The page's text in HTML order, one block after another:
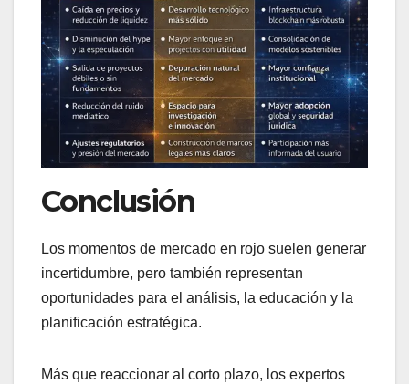
Conclusión
Los momentos de mercado en rojo suelen generar
incertidumbre, pero también representan
oportunidades para el análisis, la educación y la
planificación estratégica.
Más que reaccionar al corto plazo, los expertos